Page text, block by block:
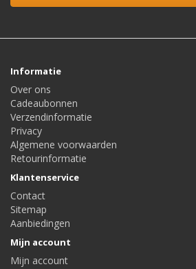
Informatie
Over ons
Cadeaubonnen
Verzendinformatie
Privacy
Algemene voorwaarden
Retourinformatie
Klantenservice
Contact
Sitemap
Aanbiedingen
Mijn account
Mijn account